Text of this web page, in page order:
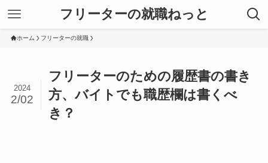
フリーターの就職ねっと
ホーム フリーターの就職
フリーターのための履歴書の書き
方、バイトでも職歴欄は書くべ
き？
2024
2/02